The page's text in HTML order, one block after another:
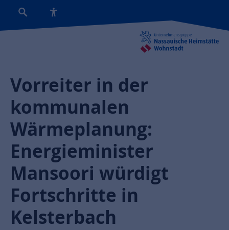
Vorreiter in der
kommunalen
Wärmeplanung:
Energieminister
Mansoori würdigt
Fortschritte in
Kelsterbach